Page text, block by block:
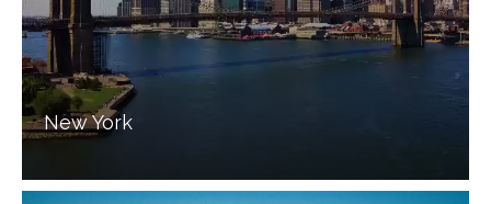
New York